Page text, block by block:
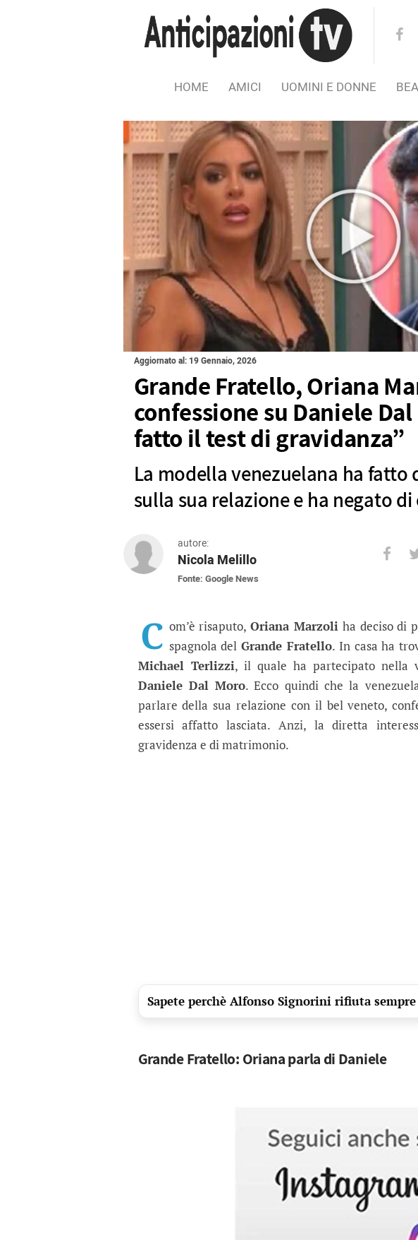
HOME AMICI UOMINI E DONNE
Aggiornato al: 19 Gennaio, 2026
Grande Fratello, Oriana
confessione su Daniele
fatto il test di gravidanza”
La modella venezuelana ha fatto
sulla sua relazione e ha negato di
autore:
Nicola Melillo
Fonte: Google News
Grande Fratello, Oriana Marzoli
La modella venezuelana ha fatto diverse
C om’è risaputo,Oriana Marzoli ha deciso di
spagnola delGrande Fratello. In casa ha
Michael Terlizzi, il quale ha partecipato nella
Daniele Dal Moro. Ecco quindi che la
parlare della sua relazione con il bel veneto,
essersi affatto lasciata. Anzi, la diretta
gravidenza e di matrimonio.
Sapete perchè Alfonso Signorini rifiuta
Grande Fratello: Oriana parla di Daniele